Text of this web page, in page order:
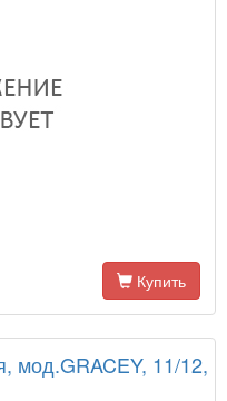
Купить
мод.GRACEY, 11/12,